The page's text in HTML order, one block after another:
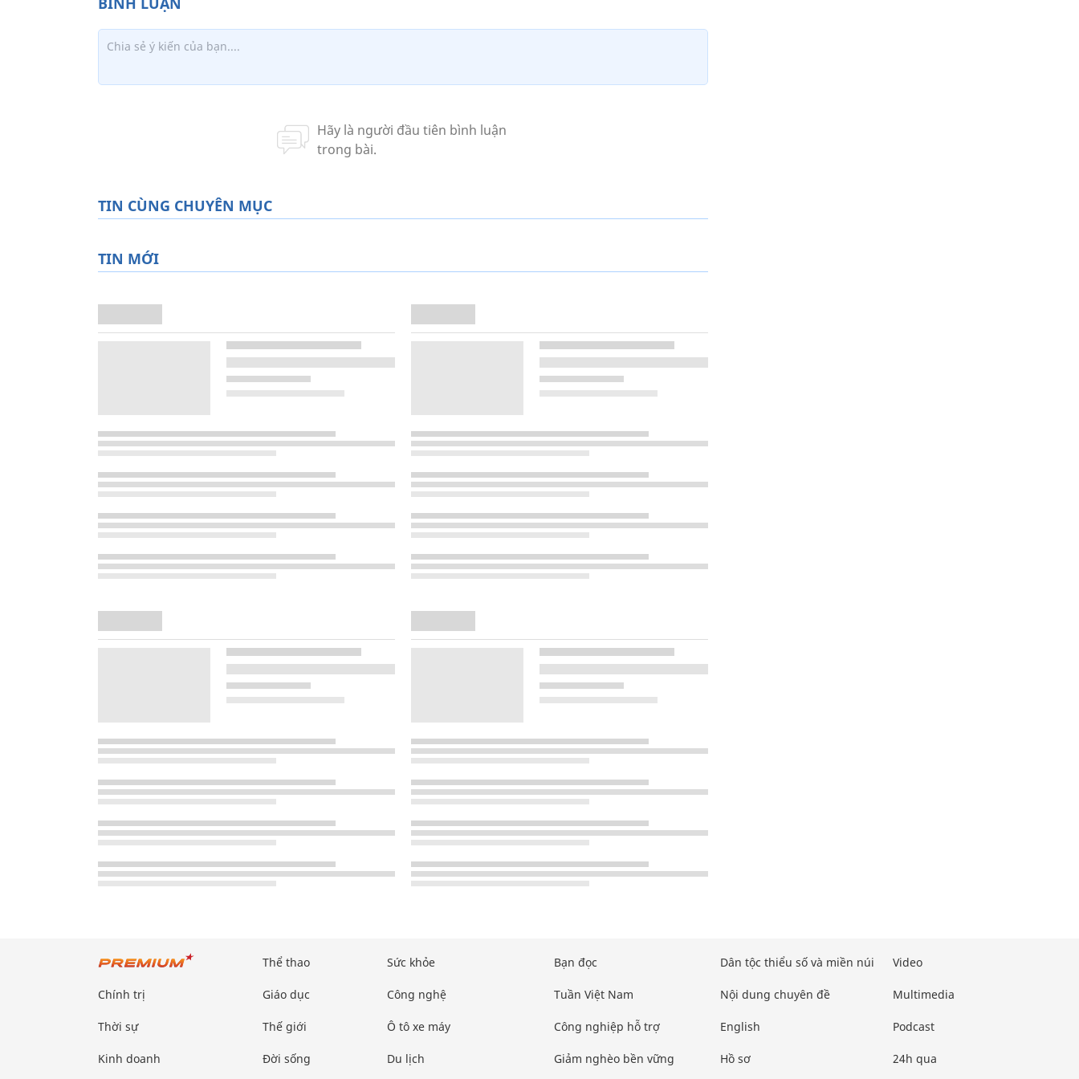
TIN CÙNG CHUYÊN MỤC
TIN MỚI
Chính trị
Thời sự
Kinh doanh
Thể thao
Giáo dục
Thế giới
Đời sống
Sức khỏe
Công nghệ
Ô tô xe máy
Du lịch
Bạn đọc
Tuần Việt Nam
Công nghiệp hỗ trợ
Giảm nghèo bền vững
Dân tộc thiểu số và miền núi
Nội dung chuyên đề
English
Hồ sơ
Video
Multimedia
Podcast
24h qua